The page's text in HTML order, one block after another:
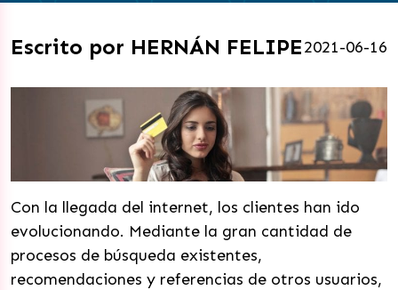
Escrito por HERNÁN FELIPE2021-06-16
Con la llegada del internet, los clientes han ido
evolucionando. Mediante la gran cantidad de
procesos de búsqueda existentes,
recomendaciones y referencias de otros usuarios,